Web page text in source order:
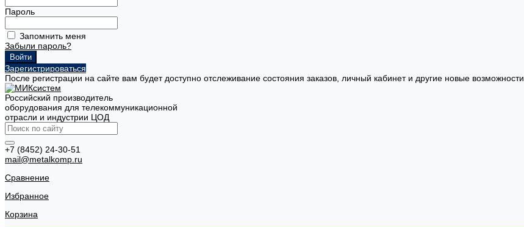
Пароль
Запомнить меня
Забыли пароль?
Зарегистрироваться
После регистрации на сайте вам будет доступно отслеживание состояния заказов, личный кабинет и другие новые возможности
Российский производитель
оборудования для телекоммуникационной
отрасли и индустрии ЦОД
+7 (8452) 24-30-51
mail@metalkomp.ru
Сравнение
Избранное
Корзина